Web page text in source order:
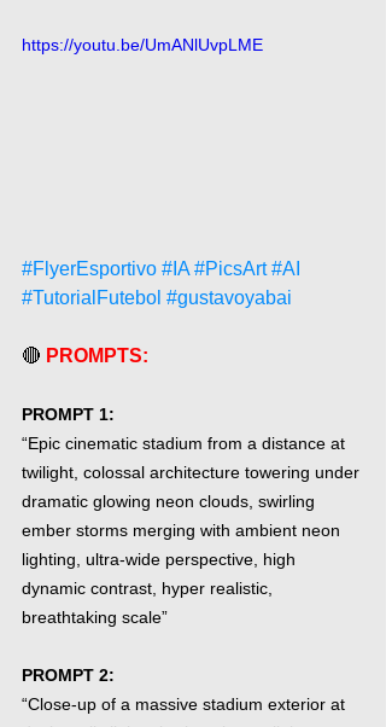
https://youtu.be/UmANlUvpLME
#FlyerEsportivo #IA #PicsArt #AI
#TutorialFutebol #gustavoyabai
🔴 PROMPTS:
PROMPT 1:
“Epic cinematic stadium from a distance at
twilight, colossal architecture towering under
dramatic glowing neon clouds, swirling
ember storms merging with ambient neon
lighting, ultra-wide perspective, high
dynamic contrast, hyper realistic,
breathtaking scale”
PROMPT 2:
“Close-up of a massive stadium exterior at